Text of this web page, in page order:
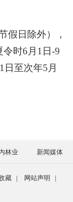
假日除外），
令时6月1日-9
日至次年5月
林业 新闻媒体
藏 | 网站声明 |